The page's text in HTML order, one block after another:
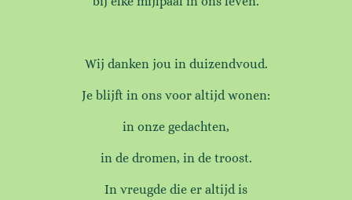
Wij danken jou in duizendvoud.
Je blijft in ons voor altijd wonen:
in onze gedachten,
in de dromen, in de troost.
In vreugde die er altijd is